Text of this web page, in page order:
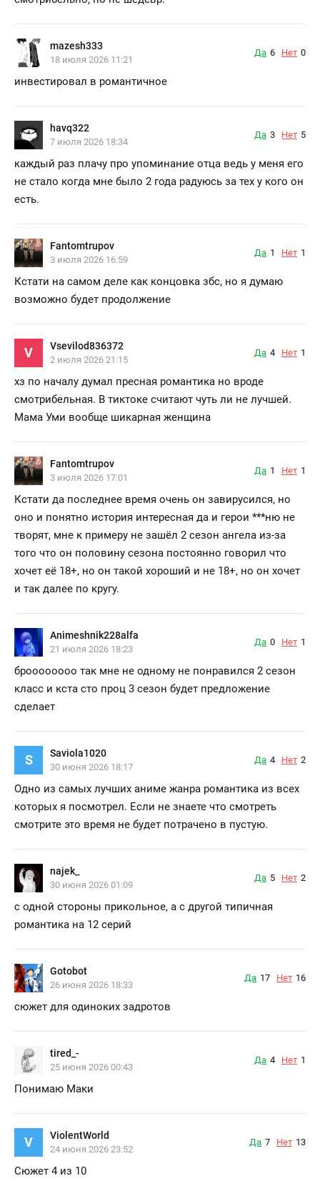
mazesh333
18 июля 2026 11:21
Да 6 Нет 0
инвестировал в романтичное
havq322
7 июля 2026 18:34
Да 3 Нет 5
каждый раз плачу про упоминание отца ведь у меня его
не стало когда мне было 2 года радуюсь за тех у кого он
есть.
Fantomtrupov
3 июля 2026 16:59
Да 1 Нет 1
Кстати на самом деле как концовка збс, но я думаю
возможно будет продолжение
V Vsevilod836372
2 июля 2026 21:15
Да 4 Нет 1
хз по началу думал пресная романтика но вроде
смотрибельная. В тиктоке считают чуть ли не лучшей.
Мама Уми вообще шикарная женщина
Fantomtrupov
3 июля 2026 17:01
Да 1 Нет 1
Кстати да последнее время очень он завирусился, но
оно и понятно история интересная да и герои ***ню не
творят, мне к примеру не зашёл 2 сезон ангела из-за
того что он половину сезона постоянно говорил что
хочет её 18+, но он такой хороший и не 18+, но он хочет
и так далее по кругу.
Animeshnik228alfa
21 июля 2026 18:23
Да 0 Нет 1
броооооооо так мне не одному не понравился 2 сезон
класс и кста сто проц 3 сезон будет предложение
сделает
S Saviola1020
30 июня 2026 18:17
Да 4 Нет 2
Одно из самых лучших аниме жанра романтика из всех
которых я посмотрел. Если не знаете что смотреть
смотрите это время не будет потрачено в пустую.
najek_
30 июня 2026 01:09
Да 5 Нет 2
с одной стороны прикольное, а с другой типичная
романтика на 12 серий
Gotobot
26 июня 2026 18:33
Да 17 Нет 16
сюжет для одиноких задротов
tired_-
25 июня 2026 00:43
Да 4 Нет 1
Понимаю Маки
V ViolentWorld
24 июня 2026 23:52
Да 7 Нет 13
Сюжет 4 из 10